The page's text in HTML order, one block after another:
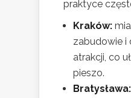
praktyce
Kraków:
zabudowie i
atrakcji, co
pieszo.
Bratysława: